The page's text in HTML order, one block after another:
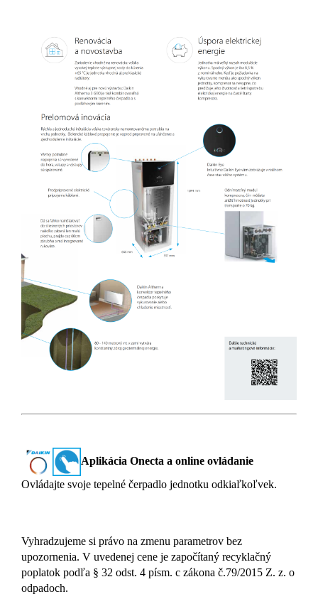
Aplikácia Onecta a online ovládanie
Ovládajte svoje tepelné čerpadlo jednotku odkiaľkoľvek.
Vyhradzujeme si právo na zmenu parametrov bez
upozornenia. V uvedenej cene je započítaný recyklačný
poplatok podľa § 32 odst. 4 písm. c zákona č.79/2015 Z. z. o
odpadoch.